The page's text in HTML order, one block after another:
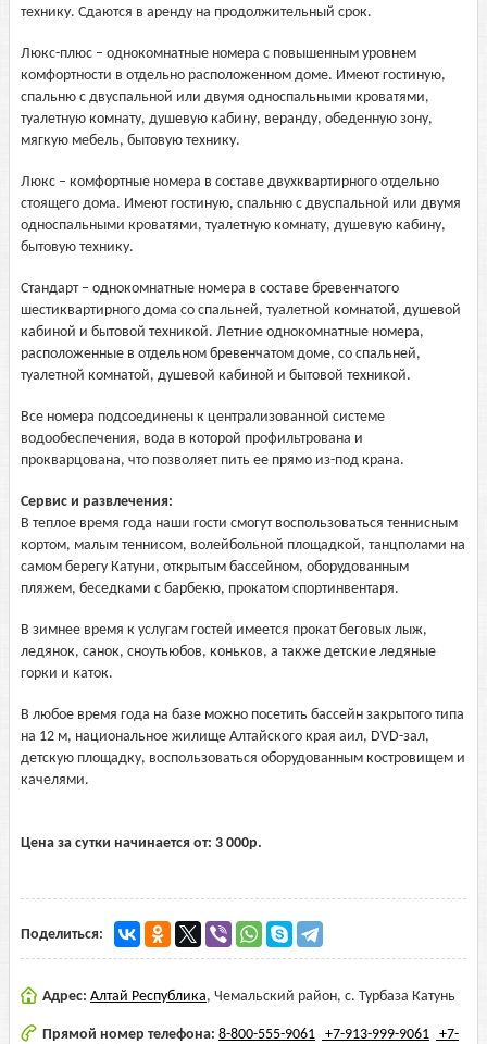
технику. Сдаются в аренду на продолжительный срок.
Люкс-плюс – однокомнатные номера с повышенным уровнем
комфортности в отдельно расположенном доме. Имеют гостиную,
спальню с двуспальной или двумя односпальными кроватями,
туалетную комнату, душевую кабину, веранду, обеденную зону,
мягкую мебель, бытовую технику.
Люкс – комфортные номера в составе двухквартирного отдельно
стоящего дома. Имеют гостиную, спальню с двуспальной или двумя
односпальными кроватями, туалетную комнату, душевую кабину,
бытовую технику.
Стандарт – однокомнатные номера в составе бревенчатого
шестиквартирного дома со спальней, туалетной комнатой, душевой
кабиной и бытовой техникой. Летние однокомнатные номера,
расположенные в отдельном бревенчатом доме, со спальней,
туалетной комнатой, душевой кабиной и бытовой техникой.
Все номера подсоединены к централизованной системе
водообеспечения, вода в которой профильтрована и
прокварцована, что позволяет пить ее прямо из-под крана.
Сервис и развлечения:
В теплое время года наши гости смогут воспользоваться теннисным
кортом, малым теннисом, волейбольной площадкой, танцполами на
самом берегу Катуни, открытым бассейном, оборудованным
пляжем, беседками с барбекю, прокатом спортинвентаря.
В зимнее время к услугам гостей имеется прокат беговых лыж,
ледянок, санок, сноутьюбов, коньков, а также детские ледяные
горки и каток.
В любое время года на базе можно посетить бассейн закрытого типа
на 12 м, национальное жилище Алтайского края аил, DVD-зал,
детскую площадку, воспользоваться оборудованным костровищем и
качелями.
Цена за сутки начинается от: 3 000р.
Поделиться:
Адрес: Алтай Республика, Чемальский район, с. Турбаза Катунь
Прямой номер телефона: 8-800-555-9061 +7-913-999-9061 +7-